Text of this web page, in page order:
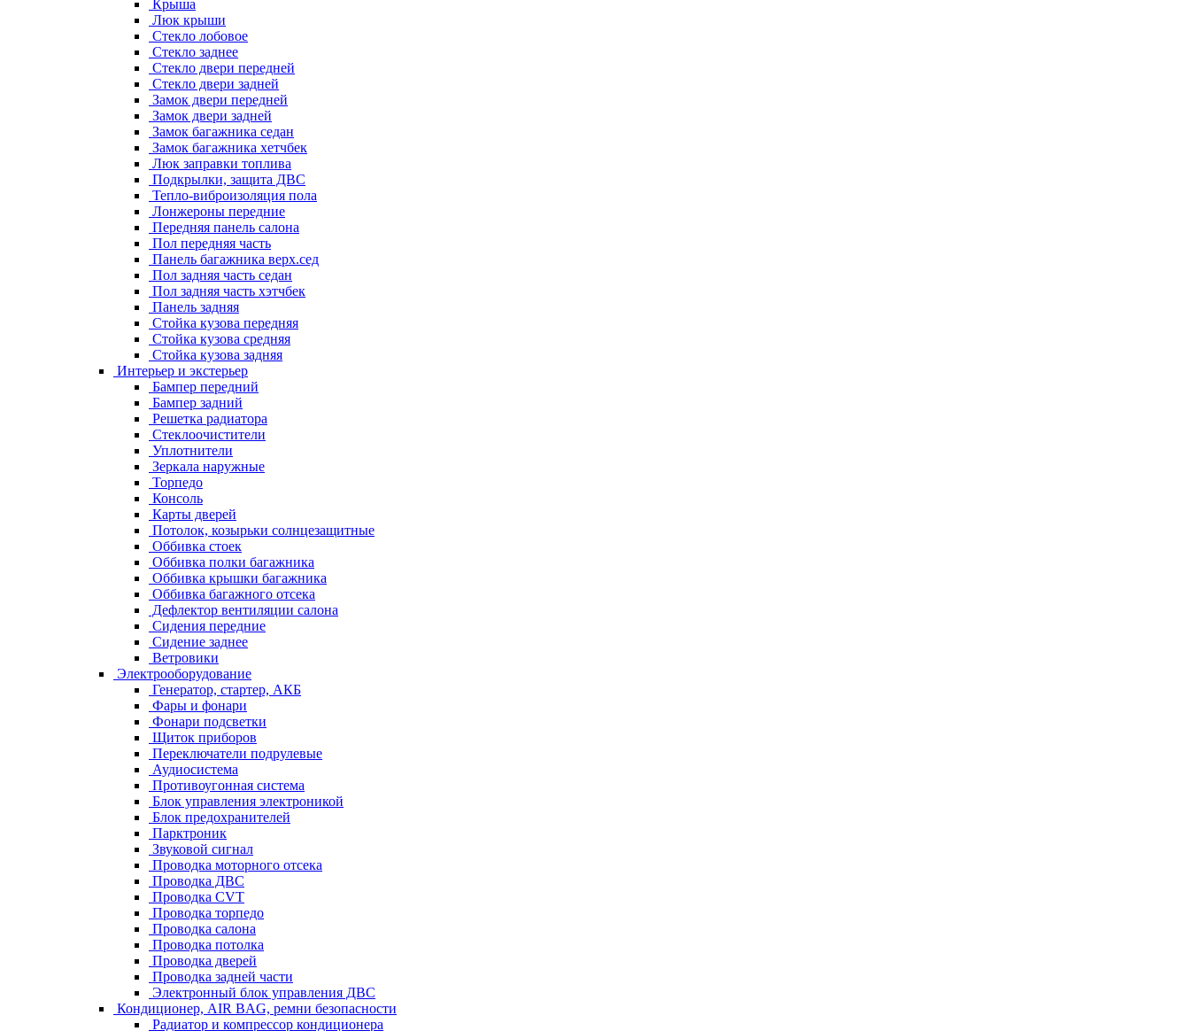
Крыша
Люк крыши
Стекло лобовое
Стекло заднее
Стекло двери передней
Стекло двери задней
Замок двери передней
Замок двери задней
Замок багажника седан
Замок багажника хетчбек
Люк заправки топлива
Подкрылки, защита ДВС
Тепло-виброизоляция пола
Лонжероны передние
Передняя панель салона
Пол передняя часть
Панель багажника верх.сед
Пол задняя часть седан
Пол задняя часть хэтчбек
Панель задняя
Стойка кузова передняя
Стойка кузова средняя
Стойка кузова задняя
Интерьер и экстерьер
Бампер передний
Бампер задний
Решетка радиатора
Стеклоочистители
Уплотнители
Зеркала наружные
Торпедо
Консоль
Карты дверей
Потолок, козырьки солнцезащитные
Оббивка стоек
Оббивка полки багажника
Оббивка крышки багажника
Оббивка багажного отсека
Дефлектор вентиляции салона
Сидения передние
Сидение заднее
Ветровики
Электрооборудование
Генератор, стартер, АКБ
Фары и фонари
Фонари подсветки
Щиток приборов
Переключатели подрулевые
Аудиосистема
Противоугонная система
Блок управления электроникой
Блок предохранителей
Парктроник
Звуковой сигнал
Проводка моторного отсека
Проводка ДВС
Проводка CVT
Проводка торпедо
Проводка салона
Проводка потолка
Проводка дверей
Проводка задней части
Электронный блок управления ДВС
Кондиционер, AIR BAG, ремни безопасности
Радиатор и компрессор кондиционера